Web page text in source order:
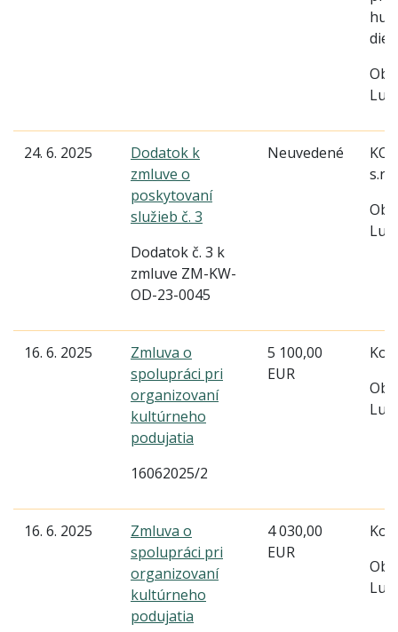
24. 6. 2025
Dodatok k
zmluve o
poskytovaní
služieb č. 3
Dodatok č. 3 k
zmluve ZM-KW-
OD-23-0045
Neuvedené
16. 6. 2025
Zmluva o
spolupráci pri
organizovaní
kultúrneho
podujatia
16062025/2
5 100,00
EUR
16. 6. 2025
Zmluva o
spolupráci pri
organizovaní
kultúrneho
podujatia
4 030,00
EUR